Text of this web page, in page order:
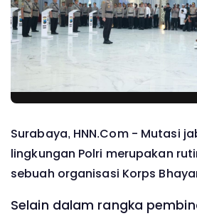
Surabaya, HNN.Com - Mutasi
lingkungan Polri merupakan
sebuah organisasi Korps
Selain dalam rangka